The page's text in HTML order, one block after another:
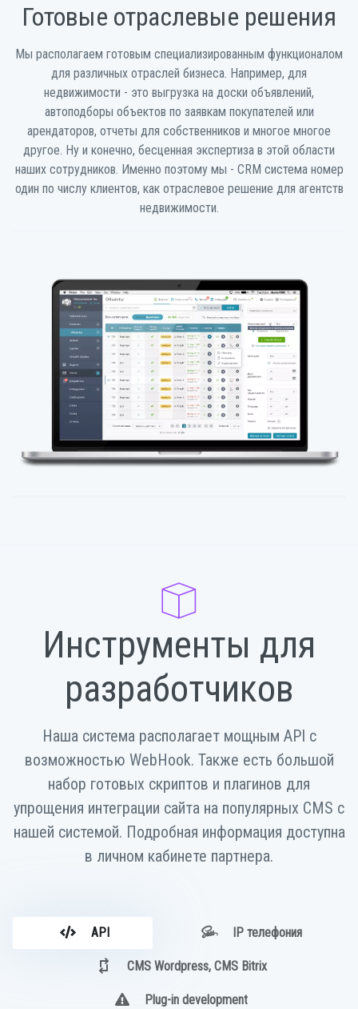
Готовые отраслевые решения
Мы располагаем готовым специализированным функционалом
для различных отраслей бизнеса. Например, для
недвижимости - это выгрузка на доски объявлений,
автоподборы объектов по заявкам покупателей или
арендаторов, отчеты для собственников и многое многое
другое. Ну и конечно, бесценная экспертиза в этой области
наших сотрудников. Именно поэтому мы - CRM система номер
один по числу клиентов, как отраслевое решение для агентств
недвижимости.
Инструменты для
разработчиков
Наша система располагает мощным API с
возможностью WebHook. Также есть большой
набор готовых скриптов и плагинов для
упрощения интеграции сайта на популярных CMS c
нашей системой. Подробная информация доступна
в личном кабинете партнера.
API IP телефония
CMS Wordpress, CMS Bitrix
Plug-in development